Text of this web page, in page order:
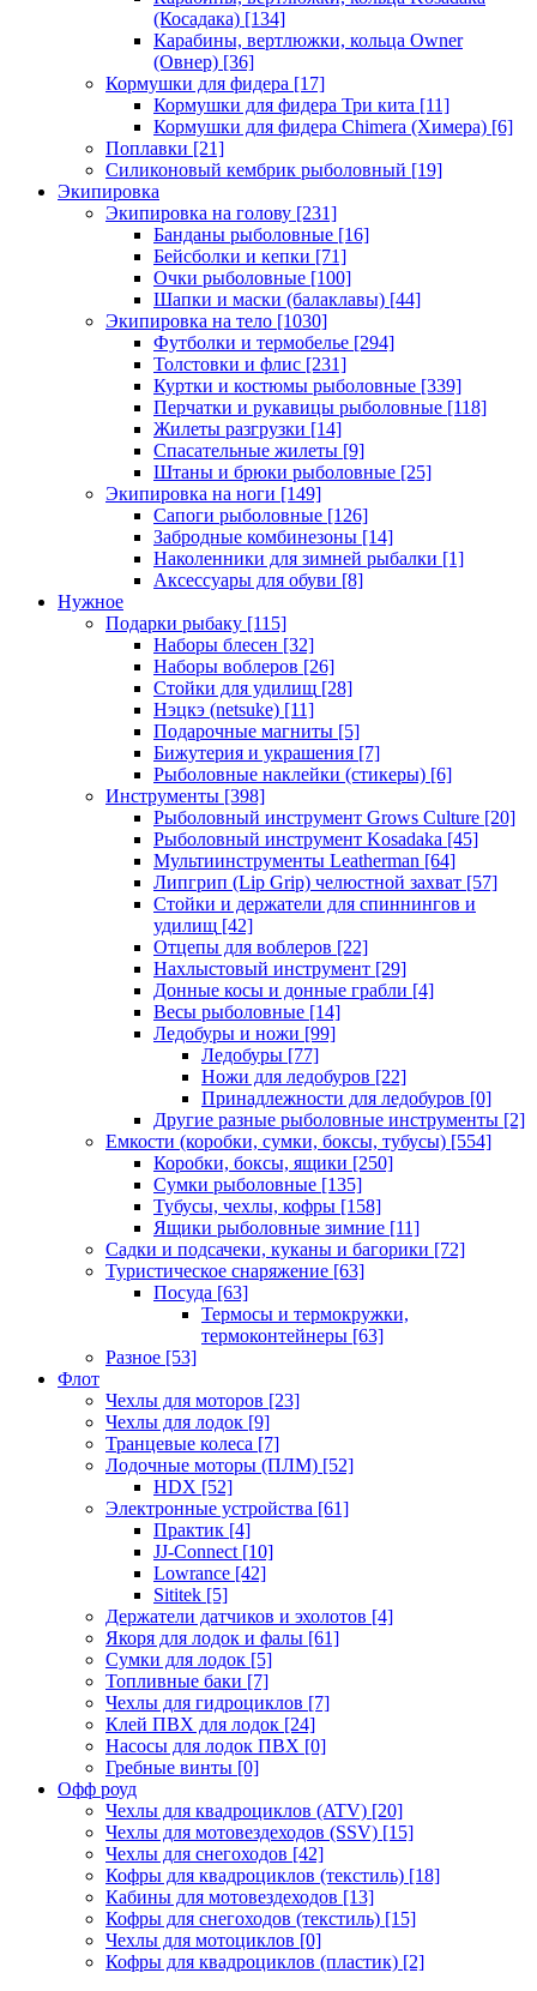
(Косадака) [134]
Карабины, вертлюжки, кольца Owner
(Овнер) [36]
Кормушки для фидера [17]
Кормушки для фидера Три кита [11]
Кормушки для фидера Chimera (Химера) [6]
Поплавки [21]
Силиконовый кембрик рыболовный [19]
Экипировка
Экипировка на голову [231]
Банданы рыболовные [16]
Бейсболки и кепки [71]
Очки рыболовные [100]
Шапки и маски (балаклавы) [44]
Экипировка на тело [1030]
Футболки и термобелье [294]
Толстовки и флис [231]
Куртки и костюмы рыболовные [339]
Перчатки и рукавицы рыболовные [118]
Жилеты разгрузки [14]
Спасательные жилеты [9]
Штаны и брюки рыболовные [25]
Экипировка на ноги [149]
Сапоги рыболовные [126]
Забродные комбинезоны [14]
Наколенники для зимней рыбалки [1]
Аксессуары для обуви [8]
Нужное
Подарки рыбаку [115]
Наборы блесен [32]
Наборы воблеров [26]
Стойки для удилищ [28]
Нэцкэ (netsuke) [11]
Подарочные магниты [5]
Бижутерия и украшения [7]
Рыболовные наклейки (стикеры) [6]
Инструменты [398]
Рыболовный инструмент Grows Culture [20]
Рыболовный инструмент Kosadaka [45]
Мультиинструменты Leatherman [64]
Липгрип (Lip Grip) челюстной захват [57]
Стойки и держатели для спиннингов и
удилищ [42]
Отцепы для воблеров [22]
Нахлыстовый инструмент [29]
Донные косы и донные грабли [4]
Весы рыболовные [14]
Ледобуры и ножи [99]
Ледобуры [77]
Ножи для ледобуров [22]
Принадлежности для ледобуров [0]
Другие разные рыболовные инструменты [2]
Емкости (коробки, сумки, боксы, тубусы) [554]
Коробки, боксы, ящики [250]
Сумки рыболовные [135]
Тубусы, чехлы, кофры [158]
Ящики рыболовные зимние [11]
Садки и подсачеки, куканы и багорики [72]
Туристическое снаряжение [63]
Посуда [63]
Термосы и термокружки,
термоконтейнеры [63]
Разное [53]
Флот
Чехлы для моторов [23]
Чехлы для лодок [9]
Транцевые колеса [7]
Лодочные моторы (ПЛМ) [52]
HDX [52]
Электронные устройства [61]
Практик [4]
JJ-Connect [10]
Lowrance [42]
Sititek [5]
Держатели датчиков и эхолотов [4]
Якоря для лодок и фалы [61]
Сумки для лодок [5]
Топливные баки [7]
Чехлы для гидроциклов [7]
Клей ПВХ для лодок [24]
Насосы для лодок ПВХ [0]
Гребные винты [0]
Офф роуд
Чехлы для квадроциклов (ATV) [20]
Чехлы для мотовездеходов (SSV) [15]
Чехлы для снегоходов [42]
Кофры для квадроциклов (текстиль) [18]
Кабины для мотовездеходов [13]
Кофры для снегоходов (текстиль) [15]
Чехлы для мотоциклов [0]
Кофры для квадроциклов (пластик) [2]